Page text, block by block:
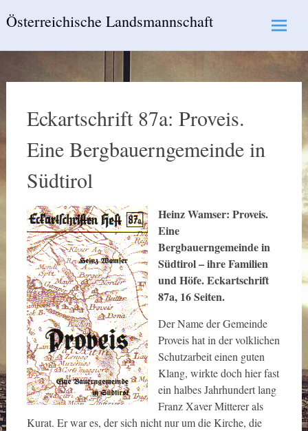
toÖsterreichische Landsmannschaft
Eckartschrift 87a: Proveis.
Eine Bergbauerngemeinde in
Südtirol
Heinz Wamser: Proveis.
Eine
Bergbauerngemeinde in
Südtirol – ihre Familien
und Höfe. Eckartschrift
87a, 16 Seiten.
Der Name der Gemeinde
Proveis hat in der volklichen
Schutzarbeit einen guten
Klang, wirkte doch hier fast
ein halbes Jahrhundert lang
Franz Xaver Mitterer als
Kurat. Er war es, der sich nicht nur um die Kirche, die